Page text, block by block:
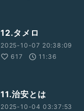
12.タメロ
2025-10-07 20:38:09
617
11:36
11.治安とは
2025-10-04 03:37:53